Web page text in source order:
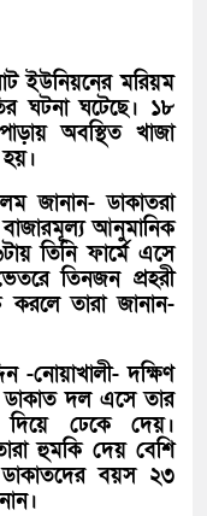
ইউনিয়নের মরিয়ম
ঘটনা ঘটেছে। ১৮
অবস্থিত খাজা
জানান- ডাকাতরা
আনুমানিক
তিনি ফার্মে এসে
তিনজন প্রহরী
করলে তারা জানান-
-নোয়াখালী- দক্ষিণ
দল এসে তার
ঢেকে দেয়।
হুমকি দেয় বেশি
বয়স ২৩